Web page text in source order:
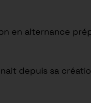
en alternance
depuis sa